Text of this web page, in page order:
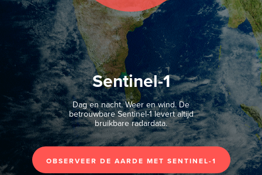
Sentinel-1
Dag en nacht. Weer en wind. De
betrouwbare Sentinel-1 levert altijd
bruikbare radardata.
OBSERVEER DE AARDE MET SENTINEL-1